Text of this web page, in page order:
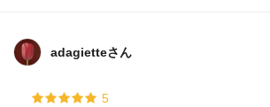
adagietteさん
5